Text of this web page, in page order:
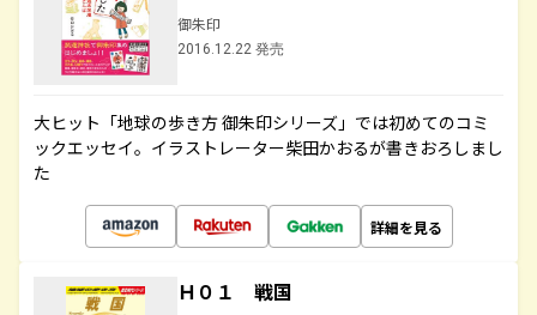
御朱印
2016.12.22 発売
大ヒット「地球の歩き方 御朱印シリーズ」では初めてのコミ
ックエッセイ。イラストレーター柴田かおるが書きおろしまし
た
詳細を見る
Ｈ０１ 戦国